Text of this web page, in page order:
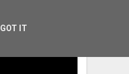
GOT IT